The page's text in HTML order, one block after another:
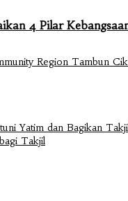
4 Pilar
Region Tambun
Yatim dan Bagikan
Takjil